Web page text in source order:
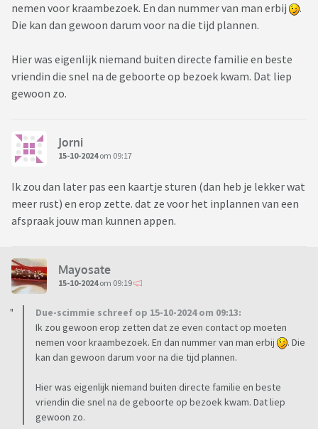
nemen voor kraambezoek. En dan nummer van man erbij
.
Die kan dan gewoon darum voor na die tijd plannen.
Hier was eigenlijk niemand buiten directe familie en beste
vriendin die snel na de geboorte op bezoek kwam. Dat liep
gewoon zo.
Jorni
15-10-2024om 09:17
Ik zou dan later pas een kaartje sturen (dan heb je lekker wat
meer rust) en erop zette. dat ze voor het inplannen van een
afspraak jouw man kunnen appen.
Mayosate
15-10-2024om 09:19
Due-scimmie schreef op 15-10-2024 om 09:13:
Ik zou gewoon erop zetten dat ze even contact op moeten
nemen voor kraambezoek. En dan nummer van man erbij
. Die
kan dan gewoon darum voor na die tijd plannen.
Hier was eigenlijk niemand buiten directe familie en beste
vriendin die snel na de geboorte op bezoek kwam. Dat liep
gewoon zo.